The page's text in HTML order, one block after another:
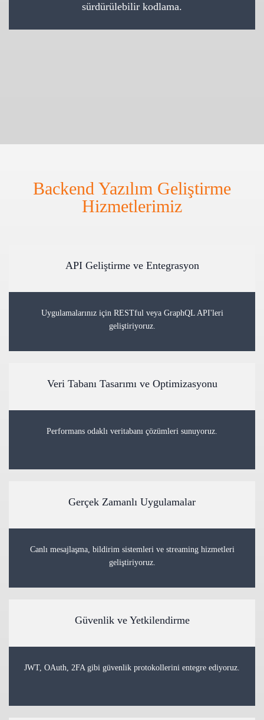
sürdürülebilir kodlama.
Backend Yazılım Geliştirme
Hizmetlerimiz
API Geliştirme ve Entegrasyon
Uygulamalarınız için RESTful veya GraphQL API'leri
geliştiriyoruz.
Veri Tabanı Tasarımı ve Optimizasyonu
Performans odaklı veritabanı çözümleri sunuyoruz.
Gerçek Zamanlı Uygulamalar
Canlı mesajlaşma, bildirim sistemleri ve streaming hizmetleri
geliştiriyoruz.
Güvenlik ve Yetkilendirme
JWT, OAuth, 2FA gibi güvenlik protokollerini entegre ediyoruz.